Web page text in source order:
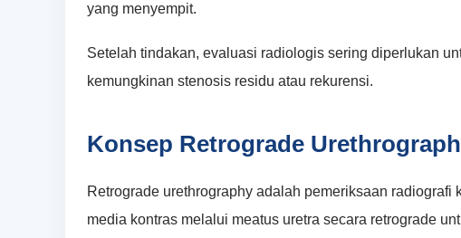
yang menyempit.
Setelah tindakan, evaluasi radiologis sering diperlukan
kemungkinan stenosis residu atau rekurensi.
Konsep Retrograde
Retrograde urethrography adalah pemeriksaan
media kontras melalui meatus uretra secara retrograde